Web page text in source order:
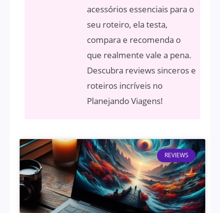
acessórios essenciais para o
seu roteiro, ela testa,
compara e recomenda o
que realmente vale a pena.
Descubra reviews sinceros e
roteiros incríveis no
Planejando Viagens!
REVIEWS